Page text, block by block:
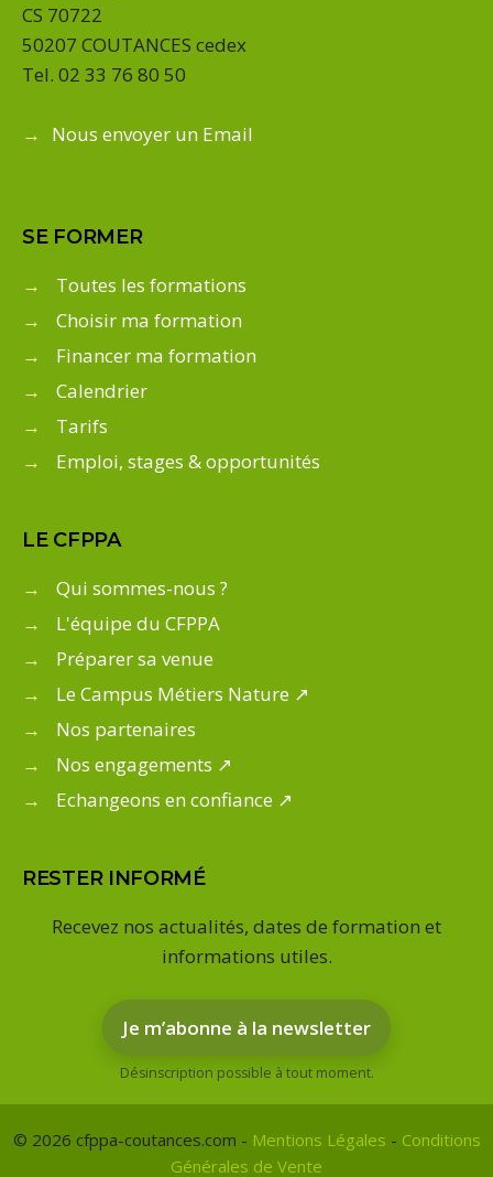
CS 70722
50207 COUTANCES cedex
Tel. 02 33 76 80 50
→ Nous envoyer un Email
SE FORMER
→
Toutes les formations
→
Choisir ma formation
→
Financer ma formation
→
Calendrier
→
Tarifs
→
Emploi, stages & opportunités
LE CFPPA
→
Qui sommes-nous ?
→
L'équipe du CFPPA
→
Préparer sa venue
→
Le Campus Métiers Nature ↗
→
Nos partenaires
→
Nos engagements ↗
→
Echangeons en confiance ↗
RESTER INFORMÉ
Recevez nos actualités, dates de formation et
informations utiles.
Je m’abonne à la newsletter
Désinscription possible à tout moment.
© 2026 cfppa-coutances.com - Mentions Légales - Conditions
Générales de Vente